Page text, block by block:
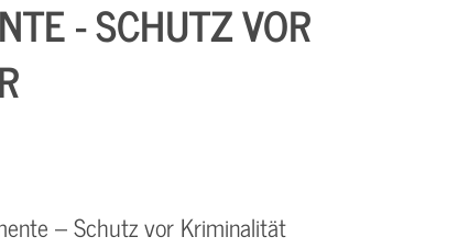
- SCHUTZ VOR
– Schutz vor Kriminalität